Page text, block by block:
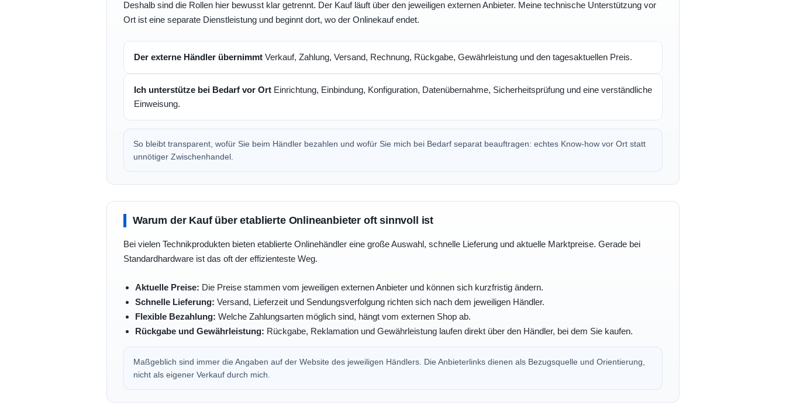
Deshalb sind die Rollen hier bewusst klar getrennt. Der Kauf läuft über den jeweiligen externen Anbieter. Meine technische Unterstützung vor
Ort ist eine separate Dienstleistung und beginnt dort, wo der Onlinekauf endet.
Der externe Händler übernimmt Verkauf, Zahlung, Versand, Rechnung, Rückgabe, Gewährleistung und den tagesaktuellen Preis.
Ich unterstütze bei Bedarf vor Ort Einrichtung, Einbindung, Konfiguration, Datenübernahme, Sicherheitsprüfung und eine verständliche
Einweisung.
So bleibt transparent, wofür Sie beim Händler bezahlen und wofür Sie mich bei Bedarf separat beauftragen: echtes Know-how vor Ort statt
unnötiger Zwischenhandel.
Warum der Kauf über etablierte Onlineanbieter oft sinnvoll ist
Bei vielen Technikprodukten bieten etablierte Onlinehändler eine große Auswahl, schnelle Lieferung und aktuelle Marktpreise. Gerade bei
Standardhardware ist das oft der effizienteste Weg.
Aktuelle Preise: Die Preise stammen vom jeweiligen externen Anbieter und können sich kurzfristig ändern.
Schnelle Lieferung: Versand, Lieferzeit und Sendungsverfolgung richten sich nach dem jeweiligen Händler.
Flexible Bezahlung: Welche Zahlungsarten möglich sind, hängt vom externen Shop ab.
Rückgabe und Gewährleistung: Rückgabe, Reklamation und Gewährleistung laufen direkt über den Händler, bei dem Sie kaufen.
Maßgeblich sind immer die Angaben auf der Website des jeweiligen Händlers. Die Anbieterlinks dienen als Bezugsquelle und Orientierung,
nicht als eigener Verkauf durch mich.